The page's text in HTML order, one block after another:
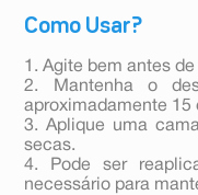
Como Usar?
1. Agite bem antes de
2. Mantenha o
aproximadamente 15
3. Aplique uma
secas.
4. Pode ser
necessário para